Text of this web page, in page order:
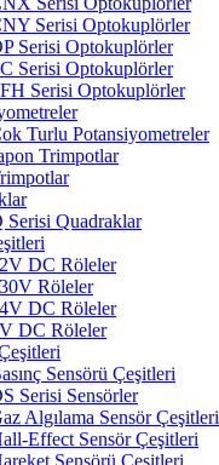
Serisi Optokuplörler
Serisi Optokuplörler
Serisi Optokuplörler
Serisi Optokuplörler
Turlu Potansiyometreler
Trimpotlar
Serisi Quadraklar
DC Röleler
Röleler
DC Röleler
DC Röleler
Sensörü Çeşitleri
Serisi Sensörler
Algılama Sensör Çeşitleri
Effect Sensör Çeşitleri
Sensörü Çeşitleri